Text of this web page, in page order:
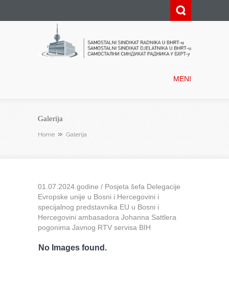
MENI
Galerija
Home Galerija
01.07.2024.godine / Posjeta šefa Delegacije
Evropske unije u Bosni i Hercegovini i
specijalnog predstavnika EU u Bosni i
Hercegovini ambasadora Johanna Sattlera
pogonima Javnog RTV servisa BIH
No Images found.